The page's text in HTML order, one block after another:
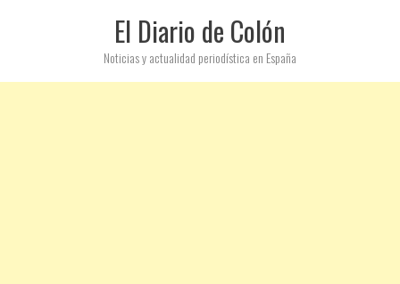
El Diario de Colón
Noticias y actualidad periodística en España